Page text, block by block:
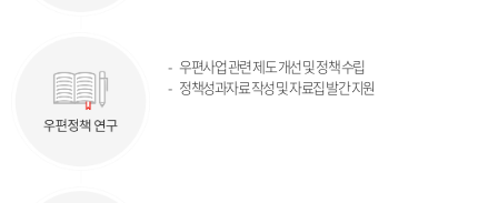
우편사업 관련 제도 개선 및 정책 수립
정책성과자료 작성 및 자료집 발간 지원